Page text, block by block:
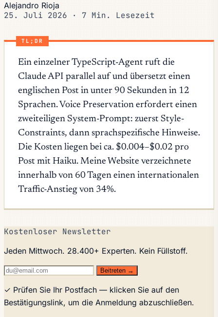
Alejandro Rioja
25. Juli 2026 · 7 Min. Lesezeit
TL;DR
Ein einzelner TypeScript-Agent ruft die
Claude API parallel auf und übersetzt einen
englischen Post in unter 90 Sekunden in 12
Sprachen. Voice Preservation erfordert einen
zweiteiligen System-Prompt: zuerst Style-
Constraints, dann sprachspezifische Hinweise.
Die Kosten liegen bei ca. $0.004–$0.02 pro
Post mit Haiku. Meine Website verzeichnete
innerhalb von 60 Tagen einen internationalen
Traffic-Anstieg von 34%.
Kostenloser Newsletter
Jeden Mittwoch. 28.400+ Experten. Kein Füllstoff.
Beitreten →
✓ Prüfen Sie Ihr Postfach — klicken Sie auf den
Bestätigungslink, um die Anmeldung abzuschließen.